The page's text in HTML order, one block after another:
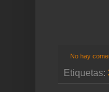
No hay
Etiquetas: